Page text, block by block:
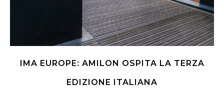
IMA EUROPE: AMILON OSPITA LA TERZA
EDIZIONE ITALIANA